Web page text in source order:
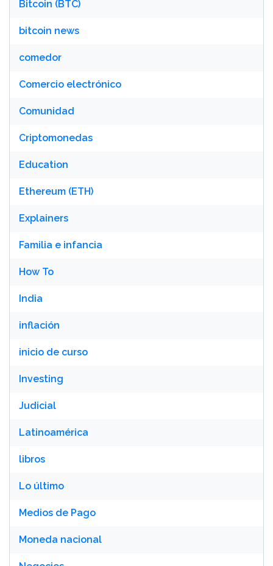
Bitcoin (BTC)
bitcoin news
comedor
Comercio electrónico
Comunidad
Criptomonedas
Education
Ethereum (ETH)
Explainers
Familia e infancia
How To
India
inflación
inicio de curso
Investing
Judicial
Latinoamérica
libros
Lo último
Medios de Pago
Moneda nacional